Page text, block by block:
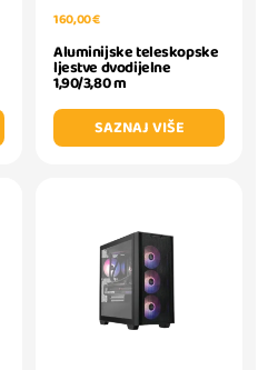
160,00 €
Aluminijske teleskopske
ljestve dvodijelne
1,90/3,80 m
SAZNAJ VIŠE